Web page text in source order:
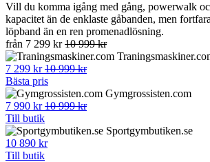
Vill du komma igång med gång, powerwalk
kapacitet än de enklaste gåbanden, men
löpband än en ren promenadlösning.
från 7 299 kr10 999 kr
7 299 kr 10 999 kr
Bästa pris
Gymgrossisten.com
7 990 kr 10 999 kr
Till butik
Sportgymbutiken.se
10 890 kr
Till butik